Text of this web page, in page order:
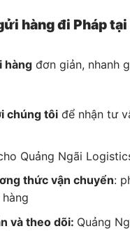
hàng đi Pháp tại
hàng đơn giản, nhanh
chúng tôiđể nhận tư
Quảng Ngãi
thức vận chuyển:
và theo dõi: Quảng